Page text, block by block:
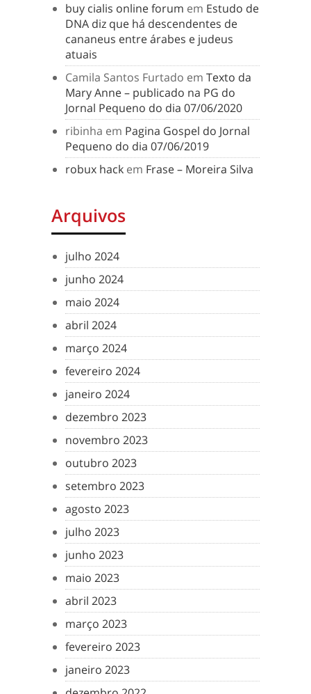
buy cialis online forum em Estudo de
DNA diz que há descendentes de
cananeus entre árabes e judeus
atuais
Camila Santos Furtado em Texto da
Mary Anne – publicado na PG do
Jornal Pequeno do dia 07/06/2020
ribinha em Pagina Gospel do Jornal
Pequeno do dia 07/06/2019
robux hack em Frase – Moreira Silva
Arquivos
julho 2024
junho 2024
maio 2024
abril 2024
março 2024
fevereiro 2024
janeiro 2024
dezembro 2023
novembro 2023
outubro 2023
setembro 2023
agosto 2023
julho 2023
junho 2023
maio 2023
abril 2023
março 2023
fevereiro 2023
janeiro 2023